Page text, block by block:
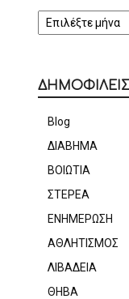
Blog
ΔΙΑΒΗΜΑ
ΒΟΙΩΤΙΑ
ΣΤΕΡΕΑ
ΕΝΗΜΕΡΩΣΗ
ΑΘΛΗΤΙΣΜΟΣ
ΛΙΒΑΔΕΙΑ
ΘΗΒΑ